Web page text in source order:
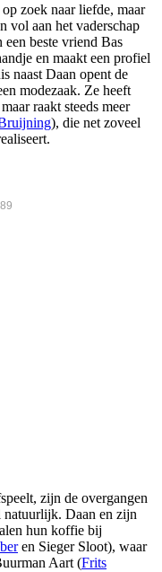
zoek naar liefde, maar
vol aan het vaderschap
beste vriend Bas
en maakt een profiel
naast Daan opent de
modezaak. Ze heeft
raakt steeds meer
), die net zoveel
zijn de overgangen
natuurlijk. Daan en zijn
hun koffie bij
en Sieger Sloot), waar
Aart (Frits